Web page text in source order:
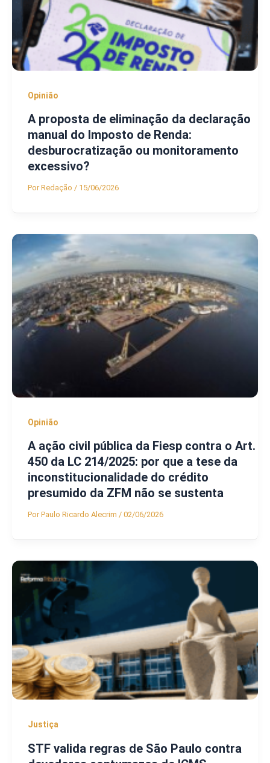
Opinião
A proposta de eliminação da declaração
manual do Imposto de Renda:
desburocratização ou monitoramento
excessivo?
PorRedação / 15/06/2026
Opinião
A ação civil pública da Fiesp contra o Art.
450 da LC 214/2025: por que a tese da
inconstitucionalidade do crédito
presumido da ZFM não se sustenta
PorPaulo Ricardo Alecrim / 02/06/2026
Justiça
STF valida regras de São Paulo contra